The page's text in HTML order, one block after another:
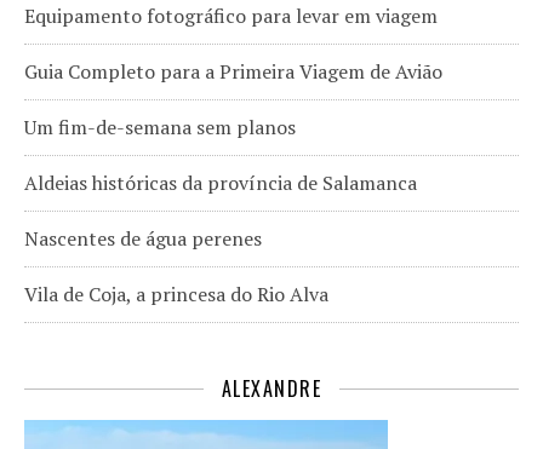
Equipamento fotográfico para levar em viagem
Guia Completo para a Primeira Viagem de Avião
Um fim-de-semana sem planos
Aldeias históricas da província de Salamanca
Nascentes de água perenes
Vila de Coja, a princesa do Rio Alva
ALEXANDRE